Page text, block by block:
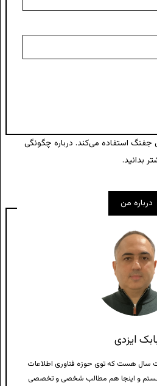
جفنگ استفاده می‌کند. درباره چگونگی
بدانید.
درباره من
ایزدی
سال هست که توی حوزه فناوری اطلاعات
و اینجا هم مطالب شخصی و تخصصی